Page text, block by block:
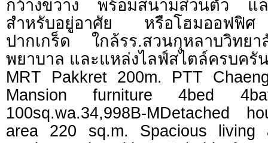
กว้างขวาง พร้อมสนามส่วนตัว แ
สำหรับอยู่อาศัย หรือโฮมออฟฟิ
ปากเกร็ด ใกล้รร.สวนกุหลาบวิท
พยาบาล และแหล่งไลฟ์สไตล์ครบครั
MRT Pakkret 200m. PTT
Mansion furniture 4bed
100sq.wa.34,998B-MDetached
area 220 sq.m. Spacious living